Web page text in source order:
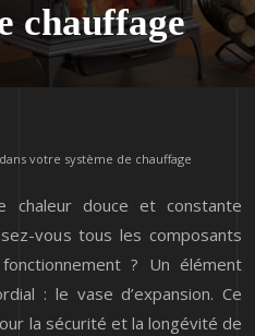
chauffage
votre système de chauffage
chaleur douce et constante
vous tous les composants
? Un élément
: le vase d’expansion. Ce
la sécurité et la longévité de